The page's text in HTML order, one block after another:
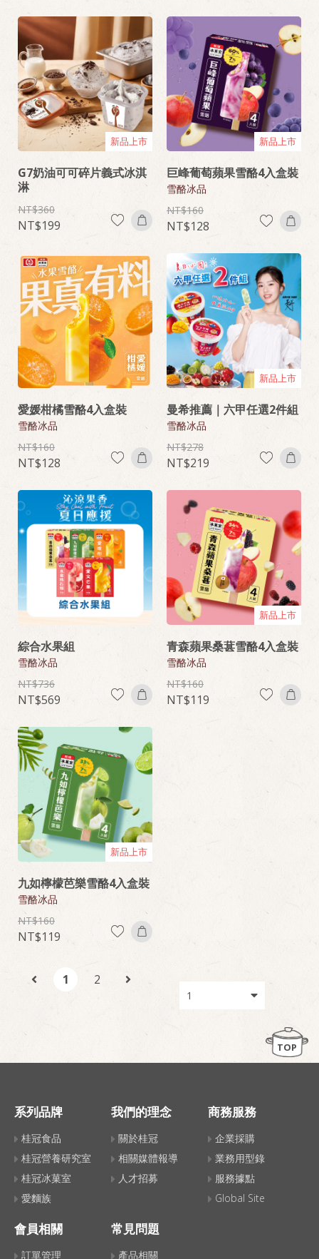
新品上市
G7奶油可可碎片義式冰淇
淋
360
199
新品上市
巨峰葡萄蘋果雪酪4入盒裝
雪酪冰品
160
128
愛媛柑橘雪酪4入盒裝
雪酪冰品
160
128
新品上市
曼希推薦｜六甲任選2件組
雪酪冰品
278
219
綜合水果組
雪酪冰品
736
569
新品上市
青森蘋果桑葚雪酪4入盒裝
雪酪冰品
160
119
新品上市
九如檸檬芭樂雪酪4入盒裝
雪酪冰品
160
119
1 2
TOP
系列品牌
桂冠食品
桂冠營養研究室
桂冠冰菓室
愛麵族
我們的理念
關於桂冠
相關媒體報導
人才招募
商務服務
企業採購
業務用型錄
服務據點
Global Site
會員相關
訂單管理
常見問題
產品相關